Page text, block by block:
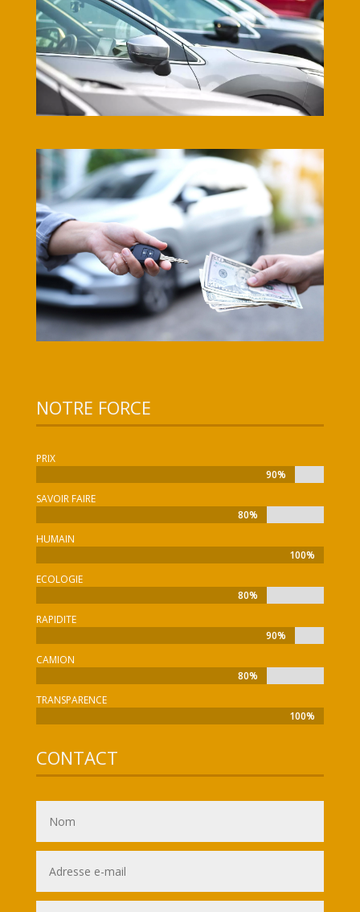
NOTRE FORCE
PRIX
90%
90%
SAVOIR FAIRE
80%
80%
HUMAIN
100%
100%
ECOLOGIE
80%
80%
RAPIDITE
90%
90%
CAMION
80%
80%
TRANSPARENCE
100%
100%
CONTACT